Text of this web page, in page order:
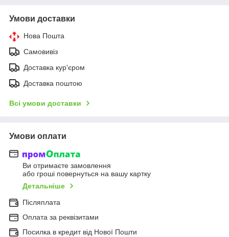
Умови доставки
Нова Пошта
Самовивіз
Доставка кур'єром
Доставка поштою
Всі умови доставки
Умови оплати
Ви отримаєте замовлення
або гроші повернуться на вашу картку
Детальніше
Післяплата
Оплата за реквізитами
Посилка в кредит від Нової Пошти